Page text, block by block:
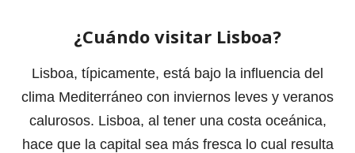
¿Cuándo visitar Lisboa?
Lisboa, típicamente, está bajo la influencia del
clima Mediterráneo con inviernos leves y veranos
calurosos. Lisboa, al tener una costa oceánica,
hace que la capital sea más fresca lo cual resulta